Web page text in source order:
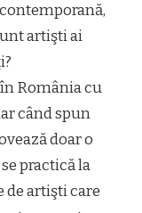
artişti ai
în România cu
când spun
doar o
practică la
de artişti care